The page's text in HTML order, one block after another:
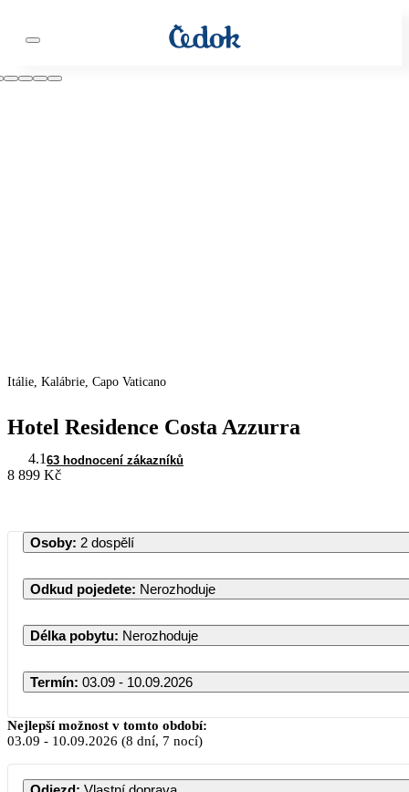
Itálie, Kalábrie, Capo Vaticano
Hotel Residence Costa Azzurra
4.1 63 hodnocení zákazníků
8 899 Kč
Osoby: 2 dospělí
Odkud pojedete: Nerozhoduje
Délka pobytu: Nerozhoduje
Termín: 03.09 - 10.09.2026
Nejlepší možnost v tomto období:
03.09 - 10.09.2026 (8 dní, 7 nocí)